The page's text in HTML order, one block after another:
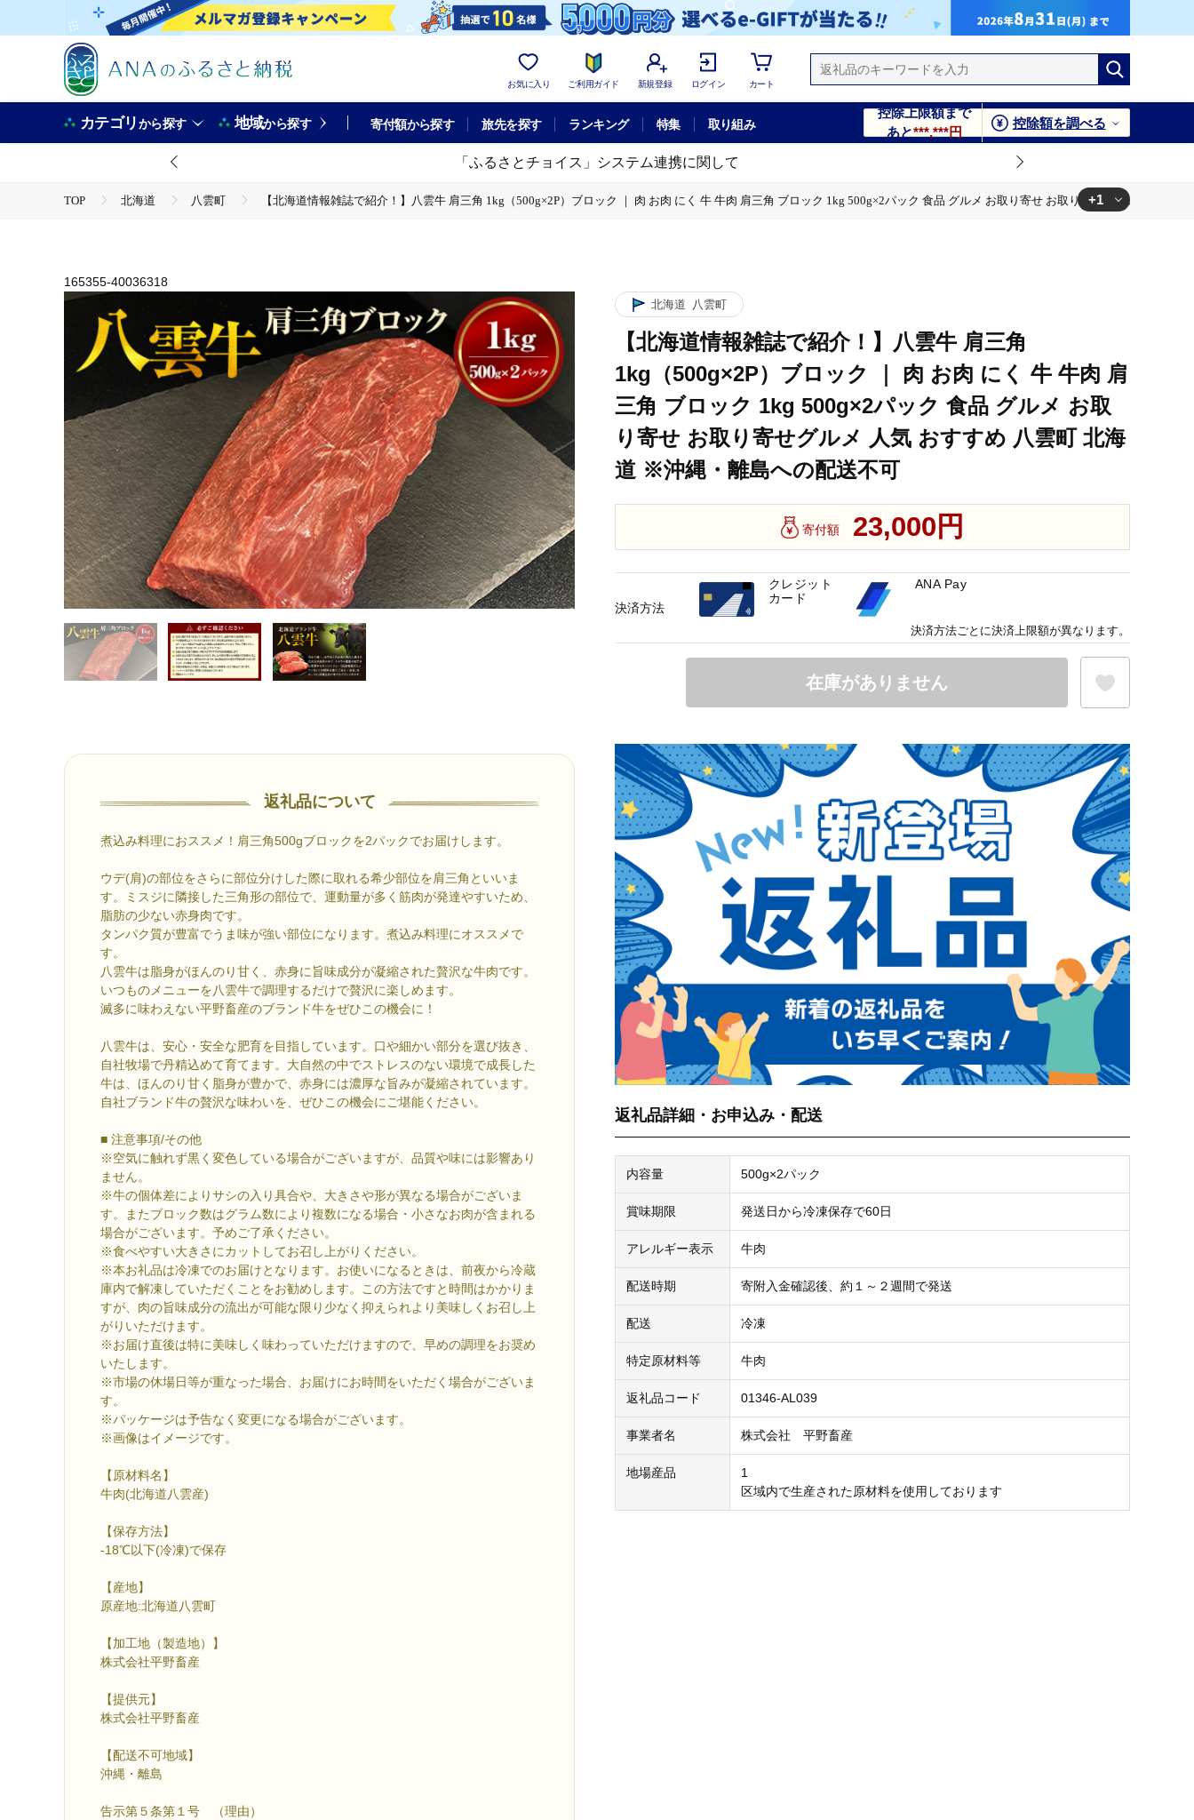
お気に入り ご利用ガイド 新規登録 ログイン カート
カテゴリから探す 地域から探す 寄付額から探す 旅先を探す ランキング 特集 取り組み
控除上限額まで
あと***,***円
控除額を調べる
「ふるさとチョイス」システム連携に関して
TOP 北海道 八雲町
【北海道情報雑誌で紹介！】八雲牛 肩三角 1kg（500g×2P）ブロック ｜ 肉 お肉 にく 牛 牛肉 肩三角 ブロック 1kg 500g×2パック 食品 グルメ お取り寄せ お取り寄せグルメ 人気 お
+1
165355-40036318
返礼品について
煮込み料理におススメ！肩三角500gブロックを2パックでお届けします。
ウデ(肩)の部位をさらに部位分けした際に取れる希少部位を肩三角といいま
す。ミスジに隣接した三角形の部位で、運動量が多く筋肉が発達やすいため、
脂肪の少ない赤身肉です。
タンパク質が豊富でうま味が強い部位になります。煮込み料理にオススメで
す。
八雲牛は脂身がほんのり甘く、赤身に旨味成分が凝縮された贅沢な牛肉です。
いつものメニューを八雲牛で調理するだけで贅沢に楽しめます。
滅多に味わえない平野畜産のブランド牛をぜひこの機会に！
八雲牛は、安心・安全な肥育を目指しています。口や細かい部分を選び抜き、
自社牧場で丹精込めて育てます。大自然の中でストレスのない環境で成長した
牛は、ほんのり甘く脂身が豊かで、赤身には濃厚な旨みが凝縮されています。
自社ブランド牛の贅沢な味わいを、ぜひこの機会にご堪能ください。
■ 注意事項/その他
※空気に触れず黒く変色している場合がございますが、品質や味には影響あり
ません。
※牛の個体差によりサシの入り具合や、大きさや形が異なる場合がございま
す。またブロック数はグラム数により複数になる場合・小さなお肉が含まれる
場合がございます。予めご了承ください。
※食べやすい大きさにカットしてお召し上がりください。
※本お礼品は冷凍でのお届けとなります。お使いになるときは、前夜から冷蔵
庫内で解凍していただくことをお勧めします。この方法ですと時間はかかりま
すが、肉の旨味成分の流出が可能な限り少なく抑えられより美味しくお召し上
がりいただけます。
※お届け直後は特に美味しく味わっていただけますので、早めの調理をお奨め
いたします。
※市場の休場日等が重なった場合、お届けにお時間をいただく場合がございま
す。
※パッケージは予告なく変更になる場合がございます。
※画像はイメージです。
【原材料名】
牛肉(北海道八雲産)
【保存方法】
-18℃以下(冷凍)で保存
【産地】
原産地:北海道八雲町
【加工地（製造地）】
株式会社平野畜産
【提供元】
株式会社平野畜産
【配送不可地域】
沖縄・離島
告示第５条第１号 （理由）
北海道 八雲町
【北海道情報雑誌で紹介！】八雲牛 肩三角
1kg（500g×2P）ブロック ｜ 肉 お肉 にく 牛 牛肉 肩
三角 ブロック 1kg 500g×2パック 食品 グルメ お取
り寄せ お取り寄せグルメ 人気 おすすめ 八雲町 北海
道 ※沖縄・離島への配送不可
寄付額 23,000円
在庫がありません
お気に入り登録
返礼品詳細・お申込み・配送
内容量 500g×2パック
賞味期限 発送日から冷凍保存で60日
アレルギー表示 牛肉
配送時期 寄附入金確認後、約１～２週間で発送
配送 冷凍
特定原材料等 牛肉
返礼品コード 01346-AL039
事業者名 株式会社 平野畜産
地場産品
1
区域内で生産された原材料を使用しております
決済方法
クレジット
カード
ANA Pay
決済方法ごとに決済上限額が異なります。